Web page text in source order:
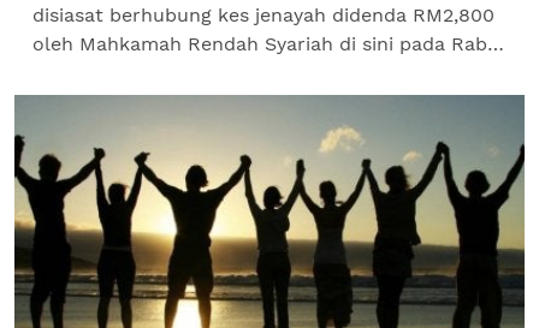
disiasat berhubung kes jenayah didenda RM2,800
oleh Mahkamah Rendah Syariah di sini pada Rabu
tanpa tauliah tahun...